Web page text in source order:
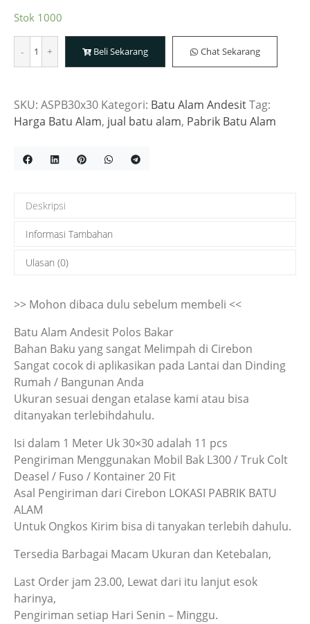
Stok 1000
Bakar
Uk
Tebal
cm
Beli Sekarang Chat Sekarang
SKU: ASPB30x30 Kategori: Batu Alam AndesitTag:
Harga Batu Alam, jual batu alam, Pabrik Batu Alam
Deskripsi
Informasi Tambahan
Ulasan (0)
>> Mohon dibaca dulu sebelum membeli <<
Batu Alam Andesit Polos Bakar
Bahan Baku yang sangat Melimpah di Cirebon
Sangat cocok di aplikasikan pada Lantai dan Dinding
Rumah / Bangunan Anda
Ukuran sesuai dengan etalase kami atau bisa
ditanyakan terlebihdahulu.
Isi dalam 1 Meter Uk 30×30 adalah 11 pcs
Pengiriman Menggunakan Mobil Bak L300 / Truk Colt
Deasel / Fuso / Kontainer 20 Fit
Asal Pengiriman dari Cirebon LOKASI PABRIK BATU
ALAM
Untuk Ongkos Kirim bisa di tanyakan terlebih dahulu.
Tersedia Barbagai Macam Ukuran dan Ketebalan,
Last Order jam 23.00, Lewat dari itu lanjut esok
harinya,
Pengiriman setiap Hari Senin – Minggu.